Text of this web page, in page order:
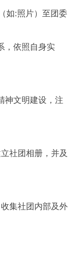
如:照片）至团委
，依照自身实
神文明建设，注
社团相册，并及
集社团内部及外